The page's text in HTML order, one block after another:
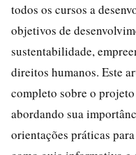
todos os cursos a
objetivos de
sustentabilidade,
direitos humanos. Este
completo sobre o
abordando sua
orientações práticas